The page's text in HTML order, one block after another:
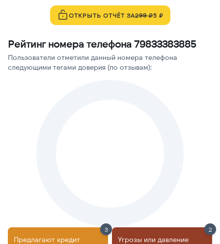
ОТКРЫТЬ ОТЧЁТ ЗА299 ₽5 ₽
Рейтинг номера телефона 79833383885
Пользователи отметили данный номера телефона
следующими тегами доверия (по отзывам):
Предлагают кредит
3
Угрозы или давление
2